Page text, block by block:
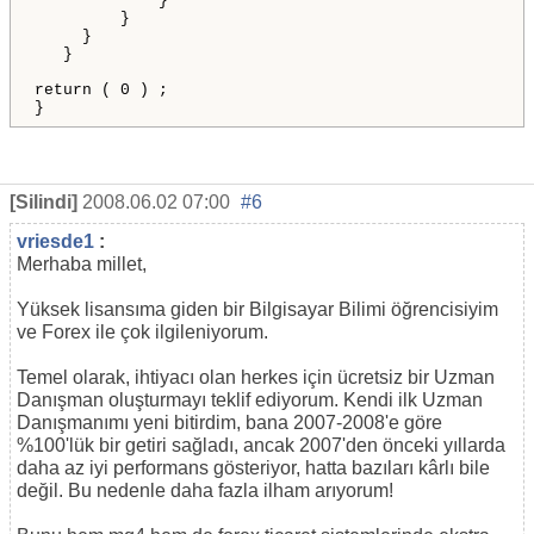
}
}
}
return
( 0 )
;
}
[Silindi] 2008.06.02 07:00 #6
vriesde1 :
Merhaba millet,
Yüksek lisansıma giden bir Bilgisayar Bilimi öğrencisiyim
ve Forex ile çok ilgileniyorum.
Temel olarak, ihtiyacı olan herkes için ücretsiz bir Uzman
Danışman oluşturmayı teklif ediyorum. Kendi ilk Uzman
Danışmanımı yeni bitirdim, bana 2007-2008'e göre
%100'lük bir getiri sağladı, ancak 2007'den önceki yıllarda
daha az iyi performans gösteriyor, hatta bazıları kârlı bile
değil. Bu nedenle daha fazla ilham arıyorum!